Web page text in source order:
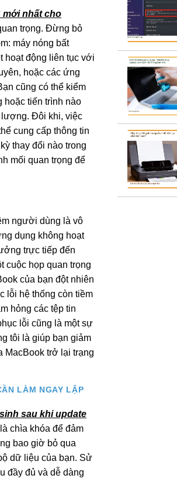
mới nhất cho
trọng. Đừng bỏ
máy nóng bất
hoạt động liên tục với
hoặc các ứng
cũng có thể kiểm
hoặc tiến trình nào
lượng. Đôi khi, việc
cung cấp thông tin
thay đổi nào trong
mối quan trọng để
người dùng là vô
dụng không hoạt
trực tiếp đến
cuộc họp quan trọng
của bạn đột nhiên
lỗi hệ thống còn tiềm
hỏng các tệp tin
lỗi cũng là một sự
tôi là giúp bạn giảm
MacBook trở lại trạng
LÀM NGAY LẬP
sau khi update
chìa khóa để đảm
bao giờ bỏ qua
dữ liệu của bạn. Sử
đầy đủ và dễ dàng